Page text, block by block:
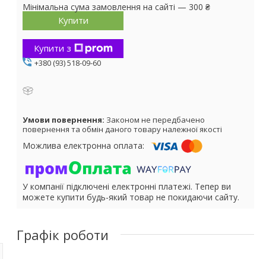
Мінімальна сума замовлення на сайті — 300 ₴
Купити
Купити з
+380 (93) 518-09-60
Законом не передбачено
повернення та обмін даного товару належної якості
У компанії підключені електронні платежі. Тепер ви
можете купити будь-який товар не покидаючи сайту.
Графік роботи